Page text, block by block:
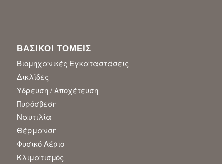
ΒΑΣΙΚΟΙ ΤΟΜΕΙΣ
Βιομηχανικές Εγκαταστάσεις
Δικλίδες
Ύδρευση / Αποχέτευση
Πυρόσβεση
Ναυτιλία
Θέρμανση
Φυσικό Αέριο
Κλιματισμός